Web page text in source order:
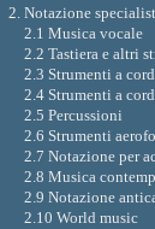
2. Notazione
2.1 Musica vocale
2.2 Tastiera e altri
2.3 Strumenti a
2.4 Strumenti a
2.5 Percussioni
2.6 Strumenti
2.7 Notazione per
2.8 Musica
2.9 Notazione
2.10 World music